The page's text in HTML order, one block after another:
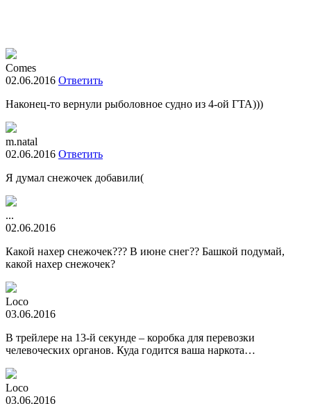
Comes
02.06.2016 Ответить
Наконец-то вернули рыболовное судно из 4-ой ГТА)))
m.natal
02.06.2016 Ответить
Я думал снежочек добавили(
...
02.06.2016
Какой нахер снежочек??? В июне снег?? Башкой подумай,
какой нахер снежочек?
Loco
03.06.2016
В трейлере на 13-й секунде – коробка для перевозки
челевоческих органов. Куда годится ваша наркота…
Loco
03.06.2016